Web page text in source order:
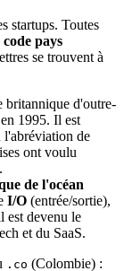
startups. Toutes
pays
se trouvent à
britannique d'outre-
1995. Il est
l'abréviation de
ont voulu
de l'océan
I/O (entrée/sortie),
est devenu le
et du SaaS.
.co (Colombie) :